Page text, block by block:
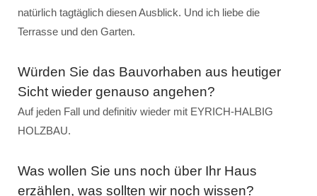
natürlich tagtäglich diesen Ausblick. Und ich liebe die
Terrasse und den Garten.
Würden Sie das Bauvorhaben aus heutiger
Sicht wieder genauso angehen?
Auf jeden Fall und definitiv wieder mit EYRICH-HALBIG
HOLZBAU.
Was wollen Sie uns noch über Ihr Haus
erzählen, was sollten wir noch wissen?